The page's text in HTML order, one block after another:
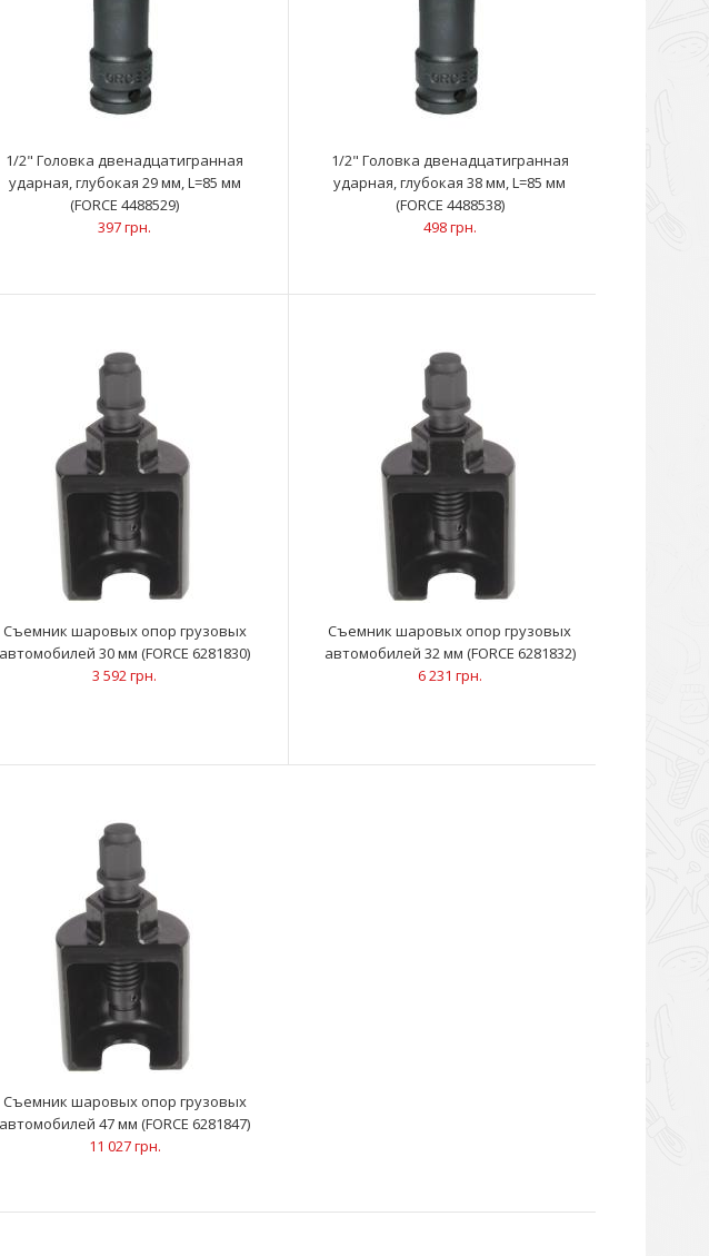
..
..
1/2" Головка двенадцатигранная
ударная, глубокая 29 мм, L=85 мм
(FORCE 4488529)
397 грн.
1/2" Головка двенадцатигранная
ударная, глубокая 38 мм, L=85 мм
(FORCE 4488538)
498 грн.
Съемник шаровых опор грузовых
автомобилей 30 мм (FORCE 6281830)
3 592 грн.
Съемник шаровых опор грузовых
автомобилей 32 мм (FORCE 6281832)
6 231 грн.
Съемник шаровых опор грузовых
автомобилей 47 мм (FORCE 6281847)
11 027 грн.